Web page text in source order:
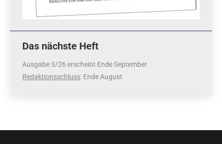
Das nächste Heft
Ausgabe 3/26 erscheint Ende September
Redaktionsschluss: Ende August